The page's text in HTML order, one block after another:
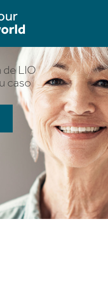
de LIO
caso
de LIO
caso